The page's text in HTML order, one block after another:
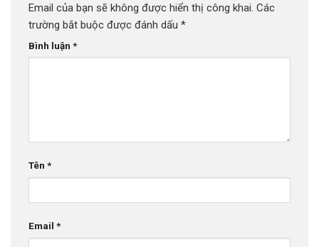
Email của bạn sẽ không được hiển thị công khai. Các
trường bắt buộc được đánh dấu *
Bình luận *
Tên *
Email *